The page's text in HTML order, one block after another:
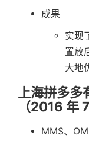
成果
实现
置放
大地
上海拼多
（2016 年
MMS、